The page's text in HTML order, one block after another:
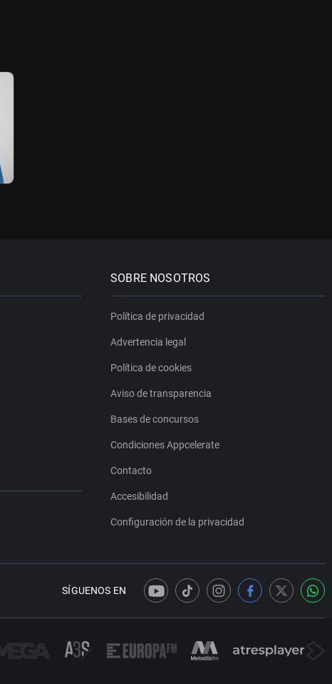
SOBRE NOSOTROS
Política de privacidad
Advertencia legal
Política de cookies
Aviso de transparencia
Bases de concursos
Condiciones Appcelerate
Contacto
Accesibilidad
Configuración de la privacidad
SÍGUENOS EN